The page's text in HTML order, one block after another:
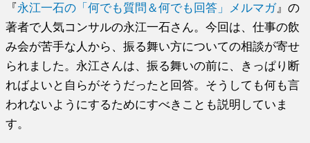
『永江一石の「何でも質問＆何でも回答」メルマガ』の
著者で人気コンサルの永江一石さん。今回は、仕事の飲
み会が苦手な人から、振る舞い方についての相談が寄せ
られました。永江さんは、振る舞いの前に、きっぱり断
ればよいと自らがそうだったと回答。そうしても何も言
われないようにするためにすべきことも説明していま
す。